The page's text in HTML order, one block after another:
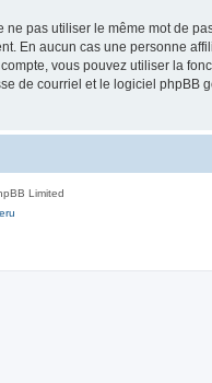
pas utiliser le même mot de
En aucun cas une personne
vous pouvez utiliser la
de courriel et le logiciel phpBB
Limited